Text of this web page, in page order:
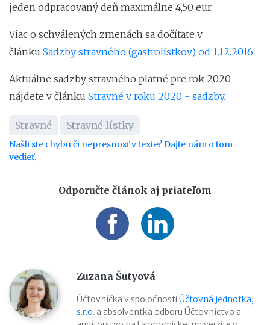
jeden odpracovaný deň maximálne 4,50 eur.
Viac o schválených zmenách sa dočítate v
článku Sadzby stravného (gastrolístkov) od 1.12.2016
Aktuálne sadzby stravného platné pre rok 2020
nájdete v článku Stravné v roku 2020 - sadzby.
Stravné Stravné lístky
Našli ste chybu či nepresnosť v texte? Dajte nám o tom
vedieť.
Odporučte článok aj priateľom
Zuzana Šutyová
Účtovníčka v spoločnosti Účtovná jednotka,
s.r.o. a absolventka odboru Účtovníctvo a